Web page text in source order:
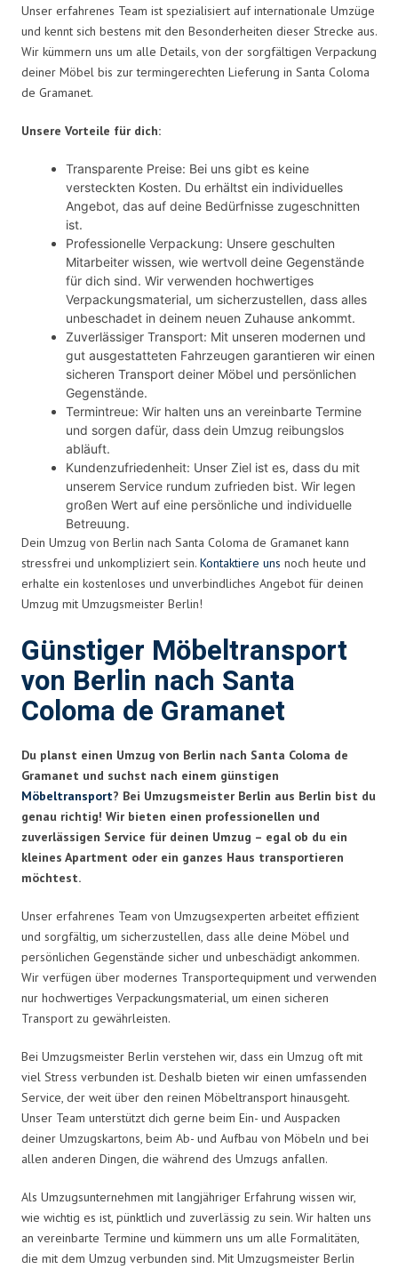
Unser erfahrenes Team ist spezialisiert auf internationale Umzüge
und kennt sich bestens mit den Besonderheiten dieser Strecke aus.
Wir kümmern uns um alle Details, von der sorgfältigen Verpackung
deiner Möbel bis zur termingerechten Lieferung in Santa Coloma
de Gramanet.
Unsere Vorteile für dich:
Transparente Preise: Bei uns gibt es keine
versteckten Kosten. Du erhältst ein individuelles
Angebot, das auf deine Bedürfnisse zugeschnitten
ist.
Professionelle Verpackung: Unsere geschulten
Mitarbeiter wissen, wie wertvoll deine Gegenstände
für dich sind. Wir verwenden hochwertiges
Verpackungsmaterial, um sicherzustellen, dass alles
unbeschadet in deinem neuen Zuhause ankommt.
Zuverlässiger Transport: Mit unseren modernen und
gut ausgestatteten Fahrzeugen garantieren wir einen
sicheren Transport deiner Möbel und persönlichen
Gegenstände.
Termintreue: Wir halten uns an vereinbarte Termine
und sorgen dafür, dass dein Umzug reibungslos
abläuft.
Kundenzufriedenheit: Unser Ziel ist es, dass du mit
unserem Service rundum zufrieden bist. Wir legen
großen Wert auf eine persönliche und individuelle
Betreuung.
Dein Umzug von Berlin nach Santa Coloma de Gramanet kann
stressfrei und unkompliziert sein. Kontaktiere uns noch heute und
erhalte ein kostenloses und unverbindliches Angebot für deinen
Umzug mit Umzugsmeister Berlin!
Günstiger Möbeltransport
von Berlin nach Santa
Coloma de Gramanet
Du planst einen Umzug von Berlin nach Santa Coloma de
Gramanet und suchst nach einem günstigen
Möbeltransport? Bei Umzugsmeister Berlin aus Berlin bist du
genau richtig! Wir bieten einen professionellen und
zuverlässigen Service für deinen Umzug – egal ob du ein
kleines Apartment oder ein ganzes Haus transportieren
möchtest.
Unser erfahrenes Team von Umzugsexperten arbeitet effizient
und sorgfältig, um sicherzustellen, dass alle deine Möbel und
persönlichen Gegenstände sicher und unbeschädigt ankommen.
Wir verfügen über modernes Transportequipment und verwenden
nur hochwertiges Verpackungsmaterial, um einen sicheren
Transport zu gewährleisten.
Bei Umzugsmeister Berlin verstehen wir, dass ein Umzug oft mit
viel Stress verbunden ist. Deshalb bieten wir einen umfassenden
Service, der weit über den reinen Möbeltransport hinausgeht.
Unser Team unterstützt dich gerne beim Ein- und Auspacken
deiner Umzugskartons, beim Ab- und Aufbau von Möbeln und bei
allen anderen Dingen, die während des Umzugs anfallen.
Als Umzugsunternehmen mit langjähriger Erfahrung wissen wir,
wie wichtig es ist, pünktlich und zuverlässig zu sein. Wir halten uns
an vereinbarte Termine und kümmern uns um alle Formalitäten,
die mit dem Umzug verbunden sind. Mit Umzugsmeister Berlin